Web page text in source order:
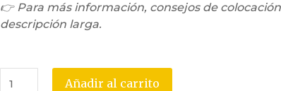
👉 Para más información, consejos de
descripción larga.
Añadir al carrito